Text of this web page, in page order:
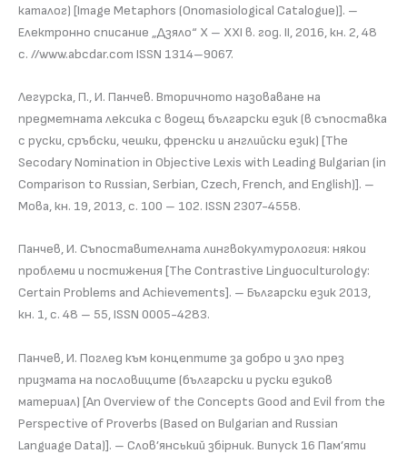
каталог) [Image Metaphors (Onomasiological Catalogue)]. –
Електронно списание „Дзяло“ Х – ХХI в. год. II, 2016, кн. 2, 48
с. //www.abcdar.com ISSN 1314–9067.
Легурска, П., И. Панчев. Вторичното назоваване на
предметната лексика с водещ български език (в съпоставка
с руски, сръбски, чешки, френски и английски език) [The
Secodary Nomination in Objective Lexis with Leading Bulgarian (in
Comparison to Russian, Serbian, Czech, French, and English)]. –
Мова, кн. 19, 2013, с. 100 – 102. ISSN 2307-4558.
Панчев, И. Съпоставителната лингвокултурология: някои
проблеми и постижения [The Contrastive Linguoculturology:
Certain Problems and Achievements]. – Български език 2013,
кн. 1, с. 48 – 55, ISSN 0005-4283.
Панчев, И. Поглед към концептите за добро и зло през
призмата на пословиците (български и руски езиков
материал) [An Overview of the Concepts Good and Evil from the
Perspective of Proverbs (Based on Bulgarian and Russian
Language Data)]. – Слов’янський збiрник. Випуск 16 Пам’яти